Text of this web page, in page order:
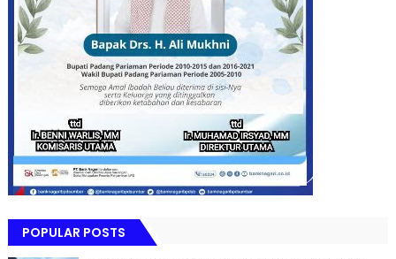
POPULAR POSTS